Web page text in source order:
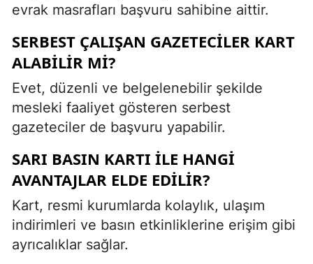
evrak masrafları başvuru sahibine aittir.
SERBEST ÇALIŞAN GAZETECILER KART
ALABILIR MI?
Evet, düzenli ve belgelenebilir şekilde
mesleki faaliyet gösteren serbest
gazeteciler de başvuru yapabilir.
SARI BASIN KARTI ILE HANGI
AVANTAJLAR ELDE EDILIR?
Kart, resmi kurumlarda kolaylık, ulaşım
indirimleri ve basın etkinliklerine erişim gibi
ayrıcalıklar sağlar.